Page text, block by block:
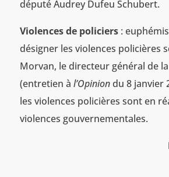
député Audrey Dufeu Schubert.
Violences de policiers :
désigner les violences policières
Morvan, le directeur général de
(entretien à l’Opiniondu 8 janvier
les violences policières sont en
violences gouvernementales.